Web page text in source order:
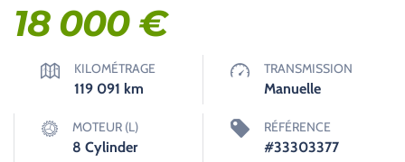
18 000€
KILOMÉTRAGE
119 091 km
TRANSMISSION
Manuelle
MOTEUR (L)
8 Cylinder
RÉFÉRENCE
#33303377